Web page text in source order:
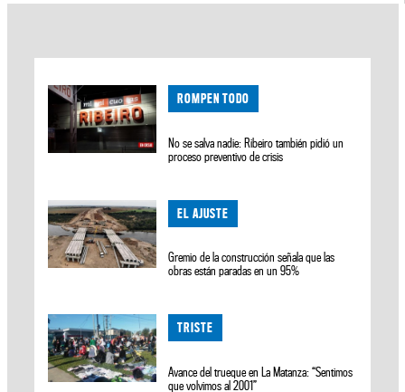
ROMPEN TODO
No se salva nadie: Ribeiro también pidió un
proceso preventivo de crisis
EL AJUSTE
Gremio de la construcción señala que las
obras están paradas en un 95%
TRISTE
Avance del trueque en La Matanza: “Sentimos
que volvimos al 2001”